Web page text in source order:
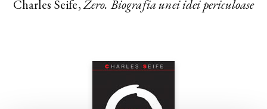
Charles Seife,Zero. Biografia unei idei periculoase